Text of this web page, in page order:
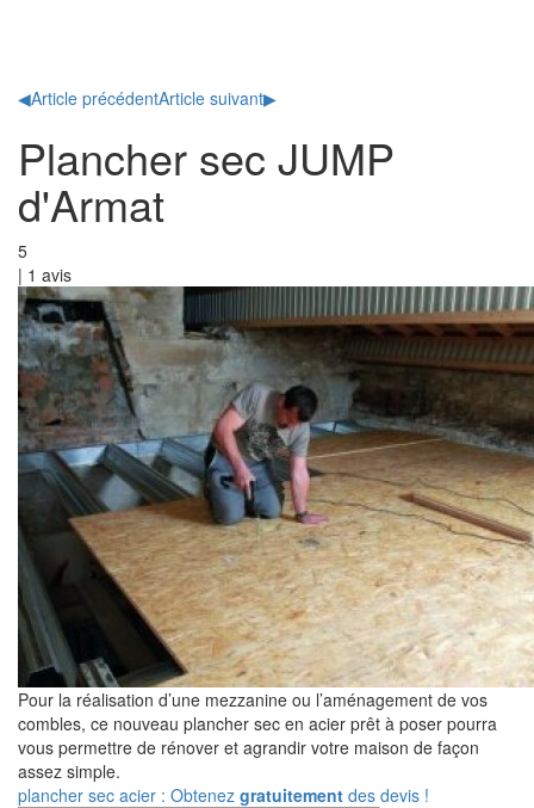
◀Article précédentArticle suivant▶
Plancher sec JUMP
d'Armat
5
| 1 avis
Pour la réalisation d’une mezzanine ou l’aménagement de vos
combles, ce nouveau plancher sec en acier prêt à poser pourra
vous permettre de rénover et agrandir votre maison de façon
assez simple.
plancher sec acier : Obtenez gratuitement des devis !